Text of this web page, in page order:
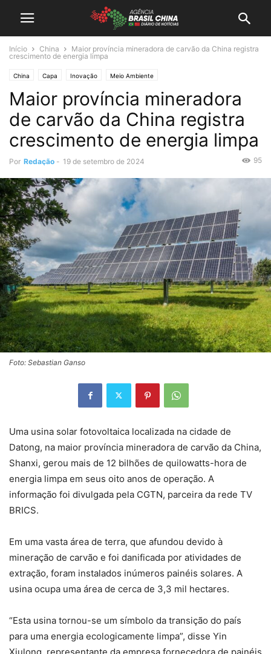
Início China
Maior província mineradora de carvão da China registra
crescimento de energia limpa
China Capa Inovação Meio Ambiente
Maior província mineradora
de carvão da China registra
crescimento de energia limpa
Por Redação - 19 de setembro de 2024 95
Foto: Sebastian Ganso
Uma usina solar fotovoltaica localizada na cidade de
Datong, na maior província mineradora de carvão da China,
Shanxi, gerou mais de 12 bilhões de quilowatts-hora de
energia limpa em seus oito anos de operação. A
informação foi divulgada pela CGTN, parceira da rede TV
BRICS.
Em uma vasta área de terra, que afundou devido à
mineração de carvão e foi danificada por atividades de
extração, foram instalados inúmeros painéis solares. A
usina ocupa uma área de cerca de 3,3 mil hectares.
“Esta usina tornou-se um símbolo da transição do país
para uma energia ecologicamente limpa”, disse Yin
Xiulong, representante da empresa fornecedora de painéis